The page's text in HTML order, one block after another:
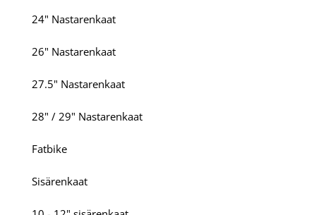
24" Nastarenkaat
26" Nastarenkaat
27.5" Nastarenkaat
28" / 29" Nastarenkaat
Fatbike
Sisärenkaat